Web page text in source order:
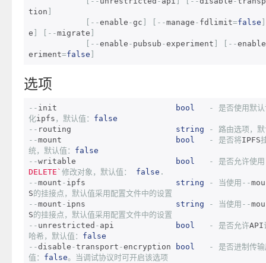
tion
[--enable -gc [--manage - fdlimit=false
e
[--migrate
[--enable - pubsub -experiment [--enable
eriment=false
选项
-- init bool -
是否使用默
化ipfs ，默认值： false
-- routing string -
路由选项，
--mount bool - 是否将IPFS
统，默认值： false
--writable bool - 是否允许使用
DELETE` 修改对象，默认值： false .
--mount - ipfs string - 当使用--
S的挂接点，默认值采用配置文件中的设置
--mount - ipns string - 当使用--
S的挂接点，默认值采用配置文件中的设置
-- unrestricted - api bool - 是否允许API
哈希，默认值： false
--disable -transport -encryption bool -
是否进制传
值： false。当调试协议时可开启该选项